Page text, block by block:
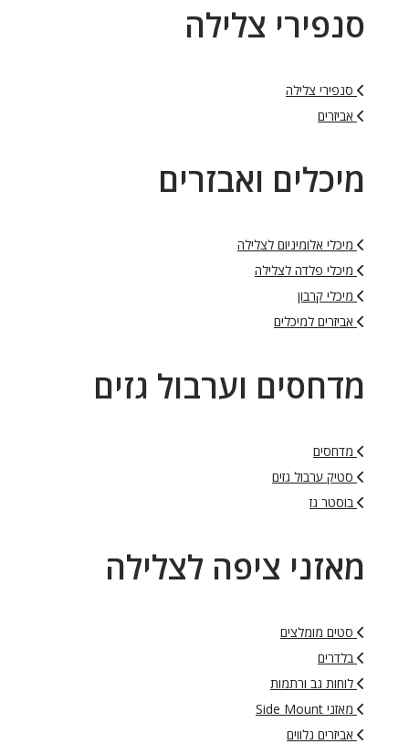
סנפירי צלילה
סנפירי צלילה
אביזרים
מיכלים ואבזרים
מיכלי אלומיניום לצלילה
מיכלי פלדה לצלילה
מיכלי קרבון
אביזרים למיכלים
מדחסים וערבול גזים
מדחסים
סטיק ערבול גזים
בוסטר גז
מאזני ציפה לצלילה
סטים מומלצים
בלדרים
לוחות גב ורתמות
מאזני Side Mount
אביזרים נלווים